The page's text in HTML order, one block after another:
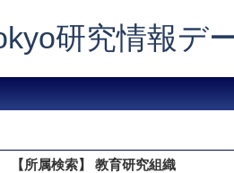
研究情報デ
【所属検索】 教育研究組織